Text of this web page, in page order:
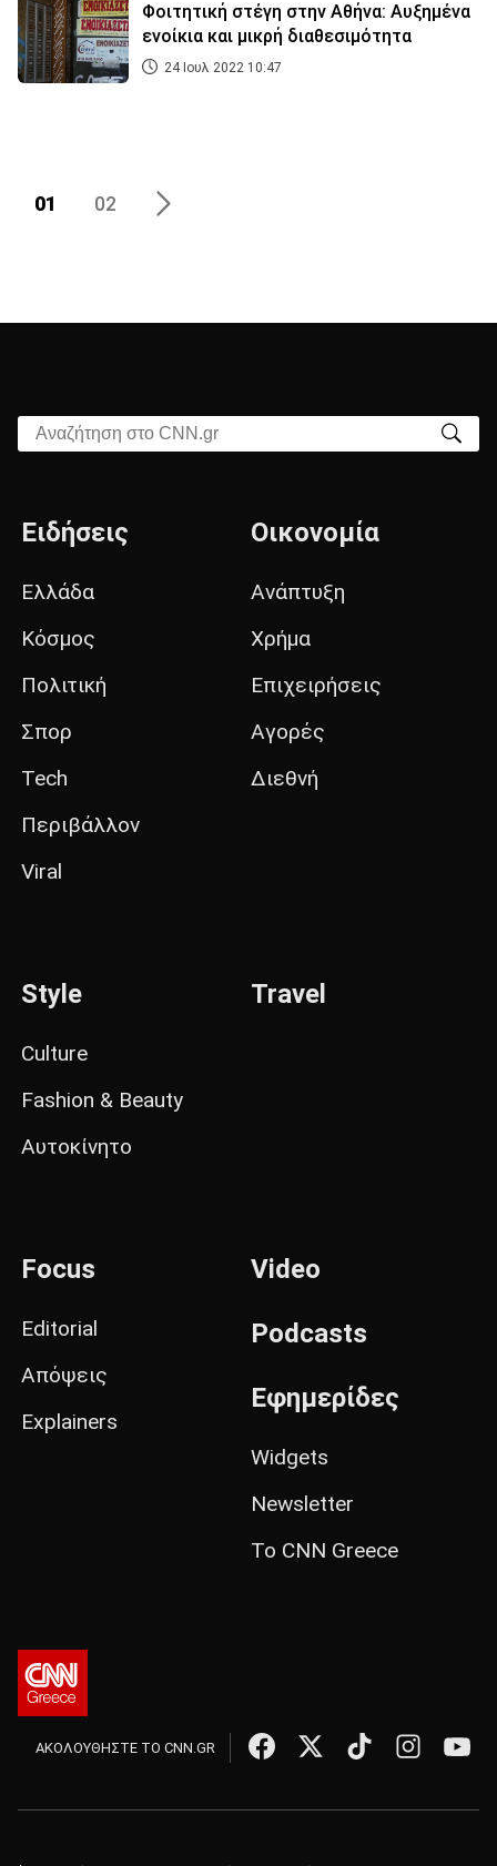
Φοιτητική στέγη στην Αθήνα: Αυξημένα
ενοίκια και μικρή διαθεσιμότητα
24 Ιουλ 2022 10:47
01 02
Αναζήτηση στο CNN.gr
Ειδήσεις
Ελλάδα
Κόσμος
Πολιτική
Σπορ
Tech
Περιβάλλον
Viral
Οικονομία
Ανάπτυξη
Χρήμα
Επιχειρήσεις
Αγορές
Διεθνή
Style
Culture
Fashion & Beauty
Αυτοκίνητο
Travel
Focus
Editorial
Απόψεις
Explainers
Video
Podcasts
Εφημερίδες
Widgets
Newsletter
Το CNN Greece
ΑΚΟΛΟΥΘΗΣΤΕ ΤΟ CNN.GR